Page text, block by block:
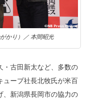
かり）／ 本間昭光
・古田新太など、多数の
ューブ社長北牧氏が米百
、新潟県長岡市の協力の